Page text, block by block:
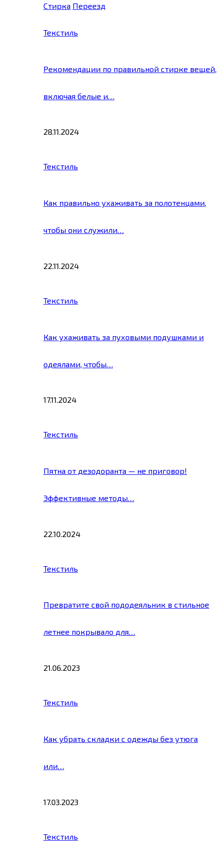
Стирка Переезд
Текстиль
Рекомендации по правильной стирке вещей,
включая белые и…
28.11.2024
Текстиль
Как правильно ухаживать за полотенцами,
чтобы они служили…
22.11.2024
Текстиль
Как ухаживать за пуховыми подушками и
одеялами, чтобы…
17.11.2024
Текстиль
Пятна от дезодоранта — не приговор!
Эффективные методы…
22.10.2024
Текстиль
Превратите свой пододеяльник в стильное
летнее покрывало для…
21.06.2023
Текстиль
Как убрать складки с одежды без утюга
или…
17.03.2023
Текстиль